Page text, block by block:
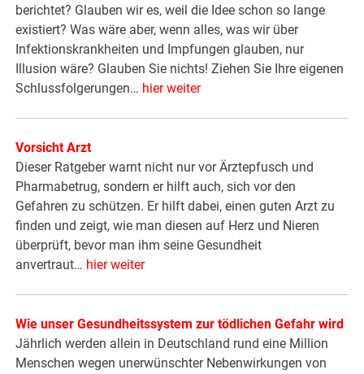
berichtet? Glauben wir es, weil die Idee schon so lange
existiert? Was wäre aber, wenn alles, was wir über
Infektionskrankheiten und Impfungen glauben, nur
Illusion wäre? Glauben Sie nichts! Ziehen Sie Ihre eigenen
Schlussfolgerungen… hier weiter
Vorsicht Arzt
Dieser Ratgeber warnt nicht nur vor Ärztepfusch und
Pharmabetrug, sondern er hilft auch, sich vor den
Gefahren zu schützen. Er hilft dabei, einen guten Arzt zu
finden und zeigt, wie man diesen auf Herz und Nieren
überprüft, bevor man ihm seine Gesundheit
anvertraut… hier weiter
Wie unser Gesundheitssystem zur tödlichen Gefahr wird
Jährlich werden allein in Deutschland rund eine Million
Menschen wegen unerwünschter Nebenwirkungen von